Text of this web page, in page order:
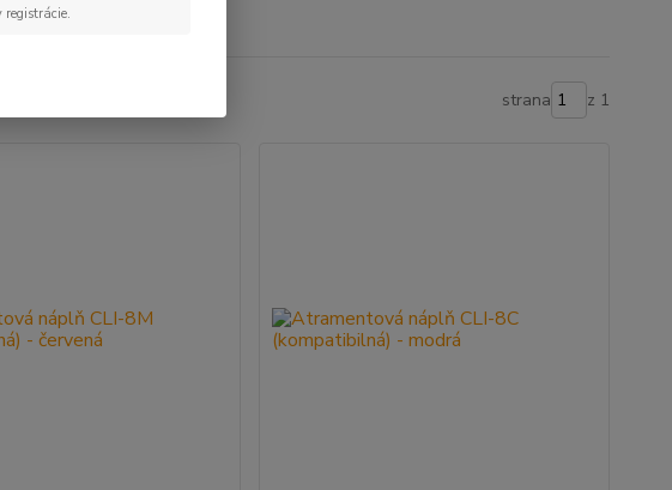
strana z 1